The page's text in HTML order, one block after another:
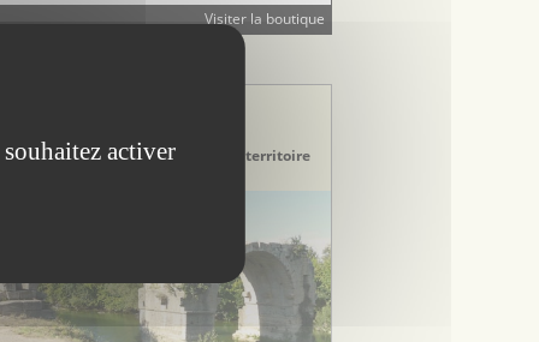
Visiter la boutique
le Pays de Lunel, un riche territoire
activer